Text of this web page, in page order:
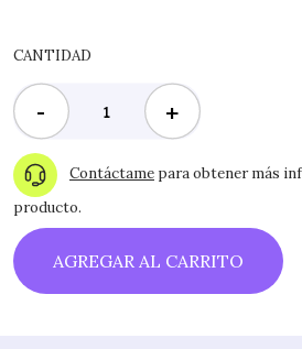
CANTIDAD
- +
Contáctame para obtener más
producto.
AGREGAR AL CARRITO